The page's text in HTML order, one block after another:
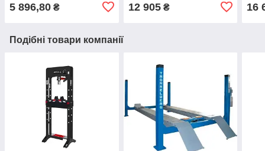
5 896,80 ₴ 12 905₴ 16
Подібні товари компанії